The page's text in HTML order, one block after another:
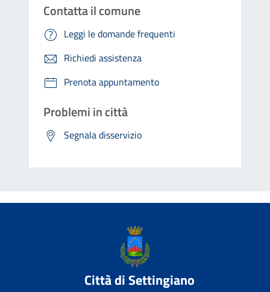
Contatta il comune
Leggi le domande frequenti
Richiedi assistenza
Prenota appuntamento
Problemi in città
Segnala disservizio
Città di Settingiano